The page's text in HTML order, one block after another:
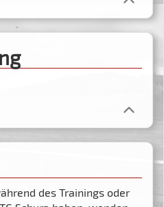
des Trainings oder